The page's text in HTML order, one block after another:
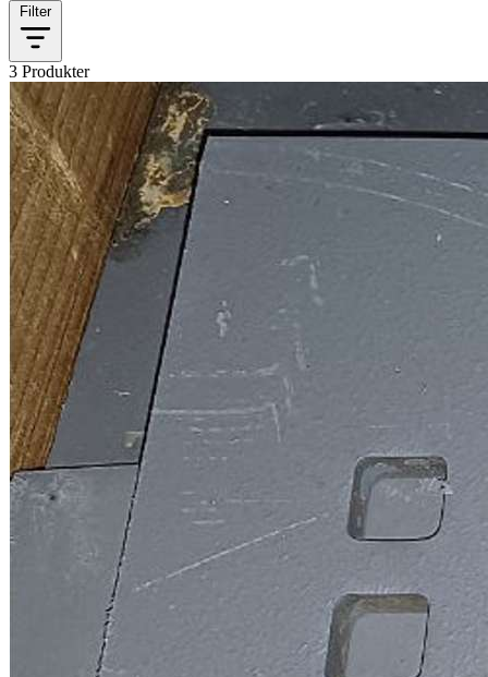
Filter
3 Produkter